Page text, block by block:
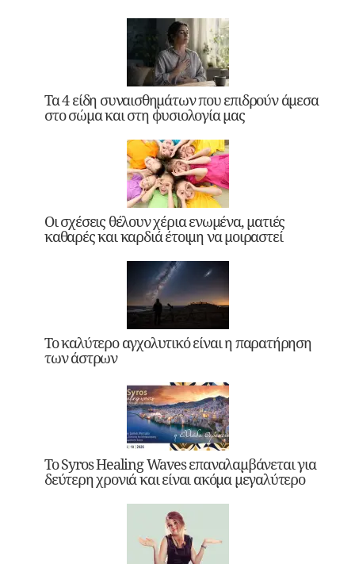
Τα 4 είδη συναισθημάτων που επιδρούν άμεσα
στο σώμα και στη φυσιολογία μας
Οι σχέσεις θέλουν χέρια ενωμένα, ματιές
καθαρές και καρδιά έτοιμη να μοιραστεί
Το καλύτερο αγχολυτικό είναι η παρατήρηση
των άστρων
Το Syros Healing Waves επαναλαμβάνεται για
δεύτερη χρονιά και είναι ακόμα μεγαλύτερο